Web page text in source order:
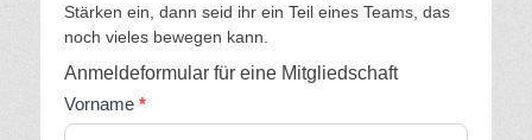
Stärken ein, dann seid ihr ein Teil eines Teams, das
noch vieles bewegen kann.
Anmeldeformular für eine Mitgliedschaft
Vorname *